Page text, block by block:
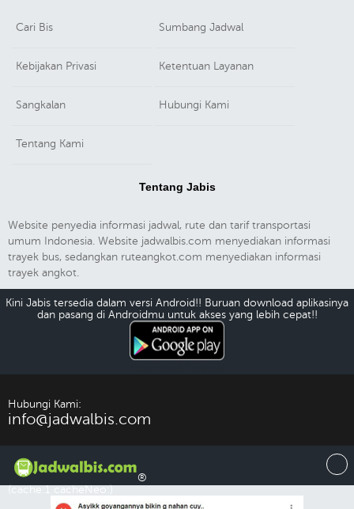
Cari Bis Sumbang Jadwal
Kebijakan Privasi Ketentuan Layanan
Sangkalan Hubungi Kami
Tentang Kami
Tentang Jabis
Website penyedia informasi jadwal, rute dan tarif transportasi
umum Indonesia. Website jadwalbis.com menyediakan informasi
trayek bus, sedangkan ruteangkot.com menyediakan informasi
trayek angkot.
Kini Jabis tersedia dalam versi Android!! Buruan download aplikasinya
dan pasang di Androidmu untuk akses yang lebih cepat!!
Hubungi Kami:
info@jadwalbis.com
®
(cache:1 cacheNeo:)